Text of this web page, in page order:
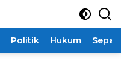
Politik Hukum